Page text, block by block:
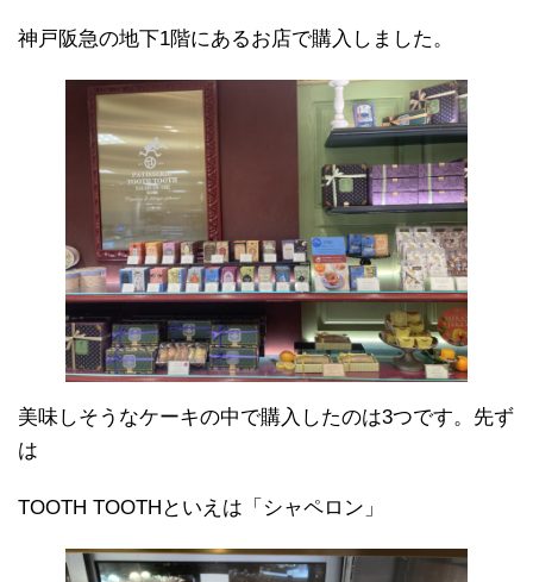
神戸阪急の地下1階にあるお店で購入しました。
美味しそうなケーキの中で購入したのは3つです。先ず
は
TOOTH TOOTHといえは「シャペロン」